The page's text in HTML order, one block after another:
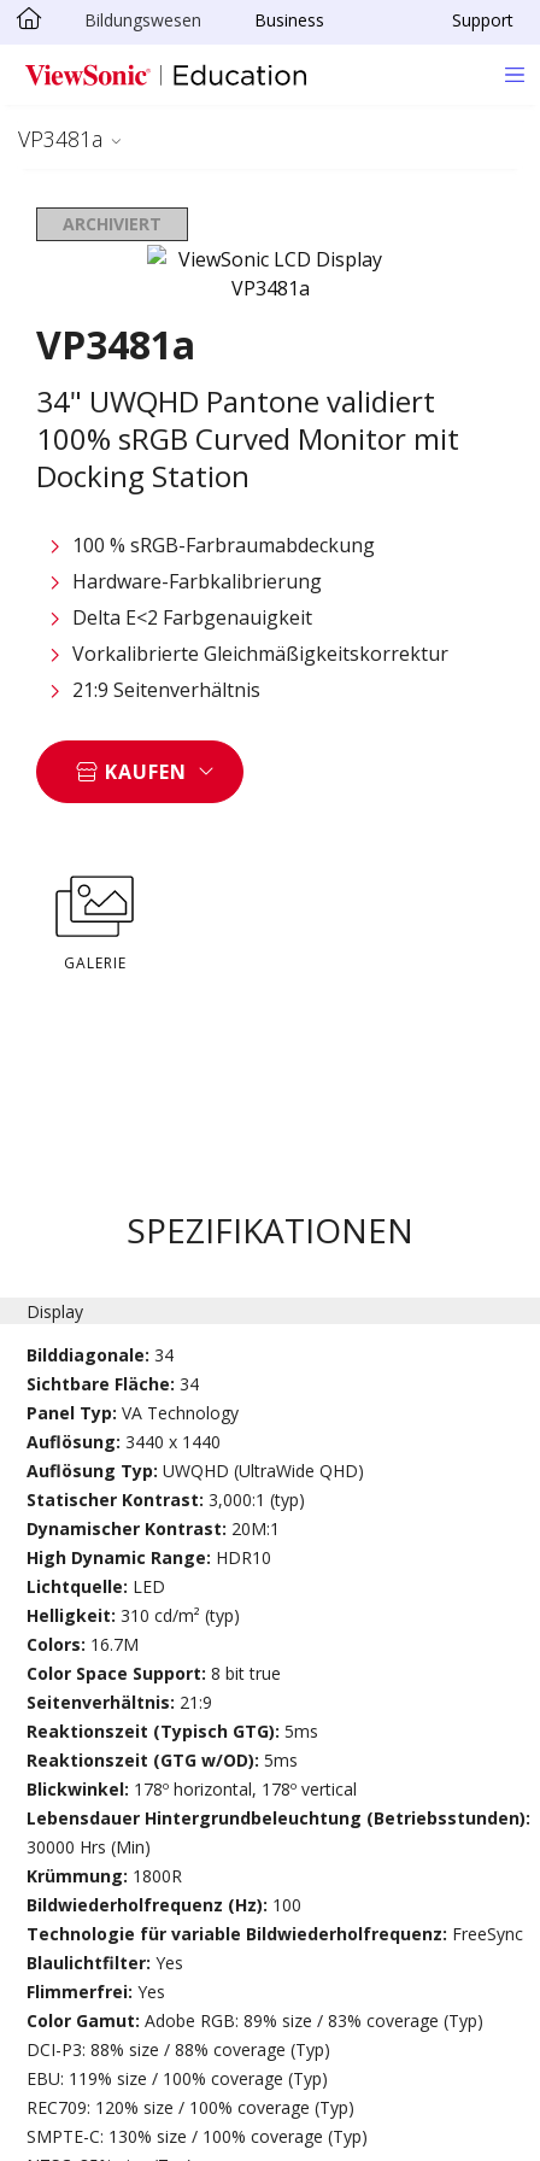
Skip to main content
Bildungswesen Business Support
VP3481a
ARCHIVIERT
VP3481a
34" UWQHD Pantone validiert
100% sRGB Curved Monitor mit
Docking Station
100 % sRGB-Farbraumabdeckung
Hardware-Farbkalibrierung
Delta E<2 Farbgenauigkeit
Vorkalibrierte Gleichmäßigkeitskorrektur
21:9 Seitenverhältnis
KAUFEN
GALERIE
SPEZIFIKATIONEN
Display
Bilddiagonale:34
Sichtbare Fläche:34
Panel Typ:VA Technology
Auflösung:3440 x 1440
Auflösung Typ:UWQHD (UltraWide QHD)
Statischer Kontrast:3,000:1 (typ)
Dynamischer Kontrast: 20M:1
High Dynamic Range: HDR10
Lichtquelle: LED
Helligkeit:310 cd/m² (typ)
Colors: 16.7M
Color Space Support:8 bit true
Seitenverhältnis: 21:9
Reaktionszeit (Typisch GTG):5ms
Reaktionszeit (GTG w/OD):5ms
Blickwinkel: 178º horizontal, 178º vertical
Lebensdauer Hintergrundbeleuchtung (Betriebsstunden):
30000 Hrs (Min)
Krümmung: 1800R
Bildwiederholfrequenz (Hz): 100
Technologie für variable Bildwiederholfrequenz: FreeSync
Blaulichtfilter:Yes
Flimmerfrei:Yes
Color Gamut:Adobe RGB: 89% size / 83% coverage (Typ)
DCI-P3: 88% size / 88% coverage (Typ)
EBU: 119% size / 100% coverage (Typ)
REC709: 120% size / 100% coverage (Typ)
SMPTE-C: 130% size / 100% coverage (Typ)